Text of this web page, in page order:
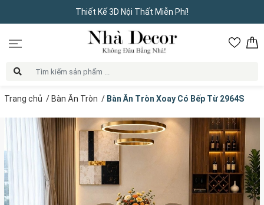
Thiết Kế 3D Nội Thất Miễn Phí!
Trang chủ / Bàn Ăn Tròn / Bàn Ăn Tròn Xoay Có Bếp Từ 2964S